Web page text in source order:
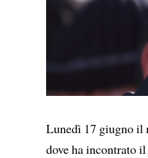
Lunedì 17 giugno il
dove ha incontrato